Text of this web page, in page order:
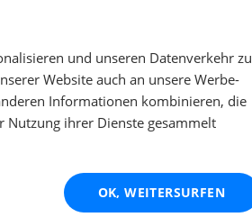
und unseren Datenverkehr zu
Website auch an unsere Werbe-
Informationen kombinieren, die
Nutzung ihrer Dienste gesammelt
OK, WEITERSURFEN